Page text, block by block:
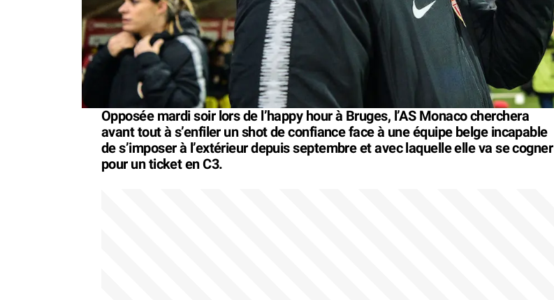
Opposée mardi soir lors de l’happy hour à Bruges, l’AS Monaco cherchera
avant tout à s’enfiler un shot de confiance face à une équipe belge incapable
de s’imposer à l’extérieur depuis septembre et avec laquelle elle va se cogner
pour un ticket en C3.